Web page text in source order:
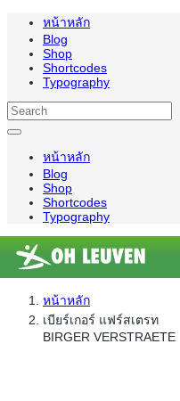
หน้าหลัก
Blog
Shop
Shortcodes
Typography
หน้าหลัก
Blog
Shop
Shortcodes
Typography
หน้าหลัก
เบียร์เกอร์ แฟร์สเตรท
BIRGER VERSTRAETE